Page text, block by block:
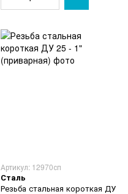
Артикул: 12970сп
Сталь
Резьба стальная короткая ДУ